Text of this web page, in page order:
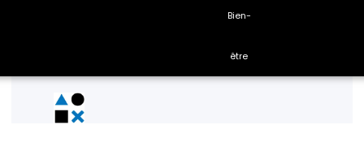
Bien-
être